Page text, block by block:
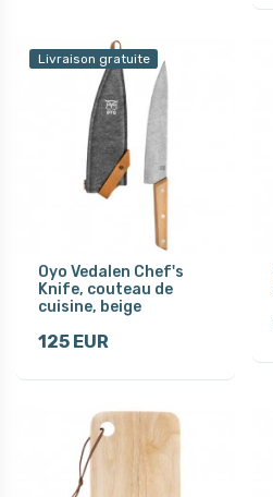
Livraison gratuite
Oyo Vedalen Chef's
Knife, couteau de
cuisine, beige
125 EUR